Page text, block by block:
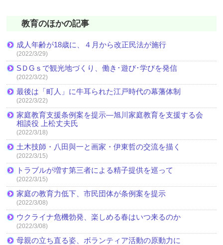
教育のほかの記事
成人年齢が18歳に、４月から改正民法が施行
(2022/3/29)
SＤGｓで観光地づくり、働き･遊び･学びを発信
(2022/3/22)
最後は「町人」に牛耳られた江戸時代の幕藩体制
(2022/3/22)
家庭教育支援条例案を提示―旭川家庭教育を支援する会
相談役 上松丈夫氏
(2022/3/18)
土木技師・八田與一と画家・伊東哲の交流を描く
(2022/3/15)
トラブルが増す第三者による精子提供を巡って
(2022/3/15)
家庭の教育力低下、市民団体が条例案を提示
(2022/3/08)
ウクライナ危機勃発、楽しめる春はいつ来るのか
(2022/3/08)
母親の立ち直る姿、ボランティア活動の原動力に